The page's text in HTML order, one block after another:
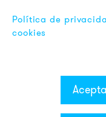
Política de
cookies